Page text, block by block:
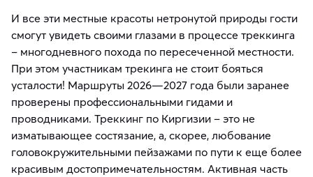
И все эти местные красоты нетронутой природы гости
смогут увидеть своими глазами в процессе треккинга
– многодневного похода по пересеченной местности.
При этом участникам трекинга не стоит бояться
усталости! Маршруты 2026—2027 года были заранее
проверены профессиональными гидами и
проводниками. Треккинг по Киргизии – это не
изматывающее состязание, а, скорее, любование
головокружительными пейзажами по пути к еще более
красивым достопримечательностям. Активная часть